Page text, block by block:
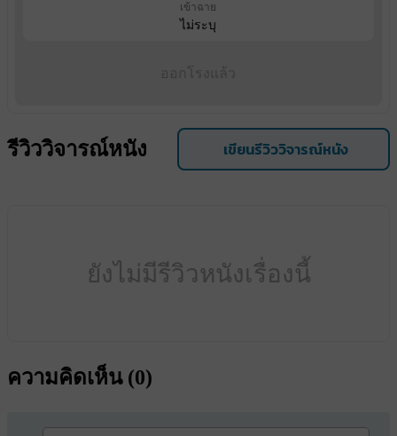
เข้าฉาย
ไม่ระบุ
รีวิววิจารณ์หนัง เขียนรีวิววิจารณ์หนัง
ยังไม่มีรีวิวหนังเรื่องนี้
ความคิดเห็น (0)